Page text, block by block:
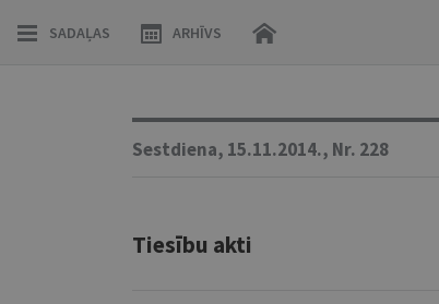
SADAĻAS ARHĪVS
Sestdiena, 15.11.2014., Nr. 228
Tiesību akti